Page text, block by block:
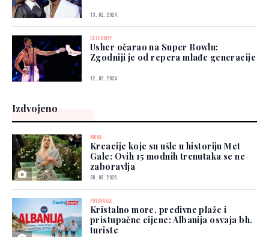
13. 02. 2024.
CELEBRITY
Usher očarao na Super Bowlu:
Zgodniji je od repera mlađe generacije
12. 02. 2024.
Izdvojeno
MODA
Kreacije koje su ušle u historiju Met
Gale: Ovih 15 modnih trenutaka se ne
zaboravlja
06. 08. 2026.
PUTOVANJA
Kristalno more, predivne plaže i
pristupačne cijene: Albanija osvaja bh.
turiste